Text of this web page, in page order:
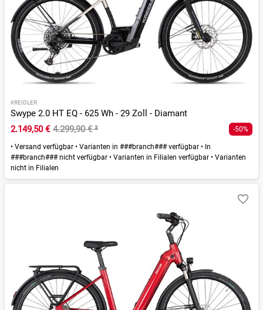
KREIDLER
Swype 2.0 HT EQ - 625 Wh - 29 Zoll - Diamant
2.149,50 € 4.299,90 €² -50%
• Versand verfügbar • Varianten in ###branch### verfügbar • In
###branch### nicht verfügbar • Varianten in Filialen verfügbar • Varianten
nicht in Filialen